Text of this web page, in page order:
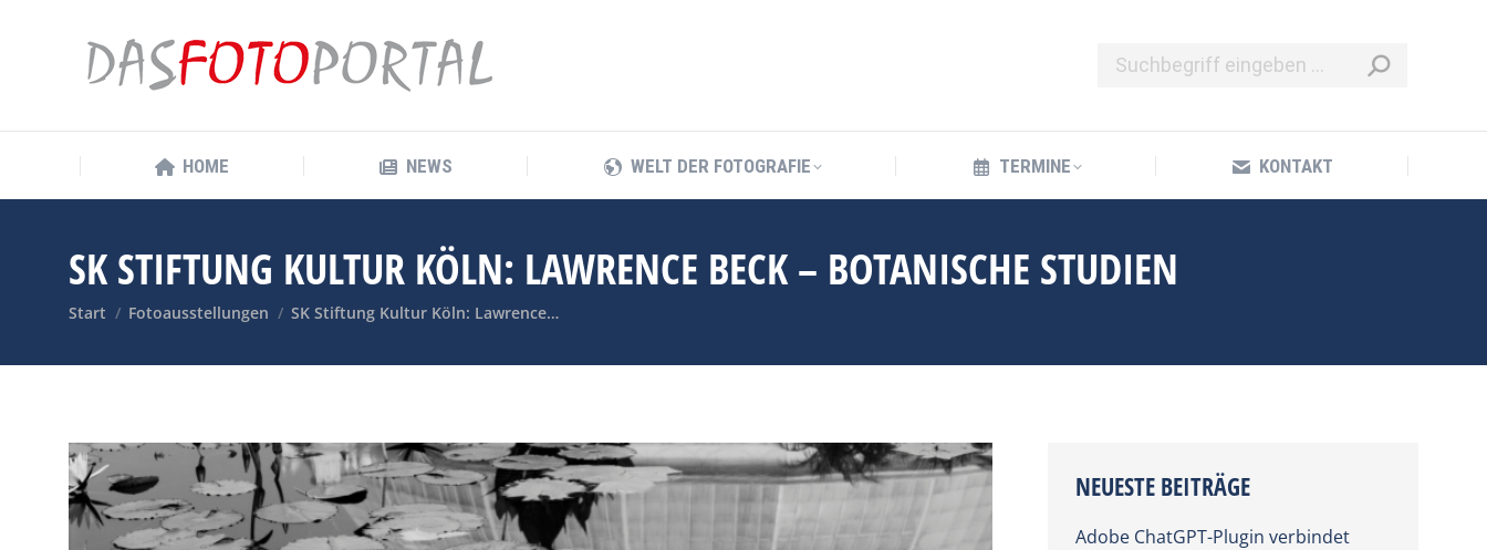
HOME NEWS WELT DER FOTOGRAFIE TERMINE KONTAKT
SK STIFTUNG KULTUR KÖLN: LAWRENCE BECK – BOTANISCHE STUDIEN
Sie befinden sich hier:
Start Fotoausstellungen SK Stiftung Kultur Köln: Lawrence…
NEUESTE BEITRÄGE
Adobe ChatGPT-Plugin verbindet
HOME NEWS